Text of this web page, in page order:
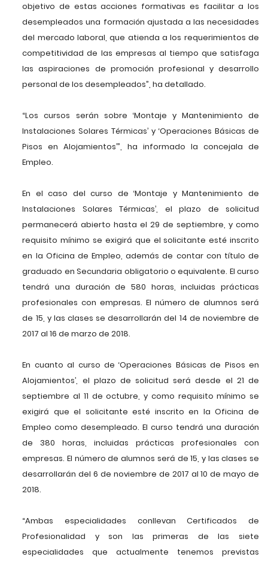
objetivo de estas acciones formativas es facilitar a los
desempleados una formación ajustada a las necesidades
del mercado laboral, que atienda a los requerimientos de
competitividad de las empresas al tiempo que satisfaga
las aspiraciones de promoción profesional y desarrollo
personal de los desempleados”, ha detallado.
“Los cursos serán sobre ‘Montaje y Mantenimiento de
Instalaciones Solares Térmicas’ y ‘Operaciones Básicas de
Pisos en Alojamientos’”, ha informado la concejala de
Empleo.
En el caso del curso de ‘Montaje y Mantenimiento de
Instalaciones Solares Térmicas’, el plazo de solicitud
permanecerá abierto hasta el 29 de septiembre, y como
requisito mínimo se exigirá que el solicitante esté inscrito
en la Oficina de Empleo, además de contar con título de
graduado en Secundaria obligatorio o equivalente. El curso
tendrá una duración de 580 horas, incluidas prácticas
profesionales con empresas. El número de alumnos será
de 15, y las clases se desarrollarán del 14 de noviembre de
2017 al 16 de marzo de 2018.
En cuanto al curso de ‘Operaciones Básicas de Pisos en
Alojamientos’, el plazo de solicitud será desde el 21 de
septiembre al 11 de octubre, y como requisito mínimo se
exigirá que el solicitante esté inscrito en la Oficina de
Empleo como desempleado. El curso tendrá una duración
de 380 horas, incluidas prácticas profesionales con
empresas. El número de alumnos será de 15, y las clases se
desarrollarán del 6 de noviembre de 2017 al 10 de mayo de
2018.
“Ambas especialidades conllevan Certificados de
Profesionalidad y son las primeras de las siete
especialidades que actualmente tenemos previstas